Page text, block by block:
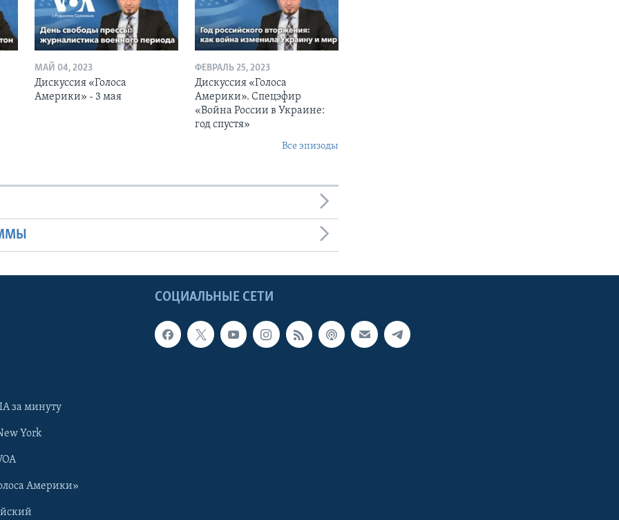
МАЙ 04, 2023
Дискуссия «Голоса
Америки» - 3 мая
ФЕВРАЛЬ 25, 2023
Дискуссия «Голоса
Америки». Спецэфир
«Война России в Украине:
год спустя»
Все эпизоды
СОЦИАЛЬНЫЕ СЕТИ
за минуту
York
Америки»